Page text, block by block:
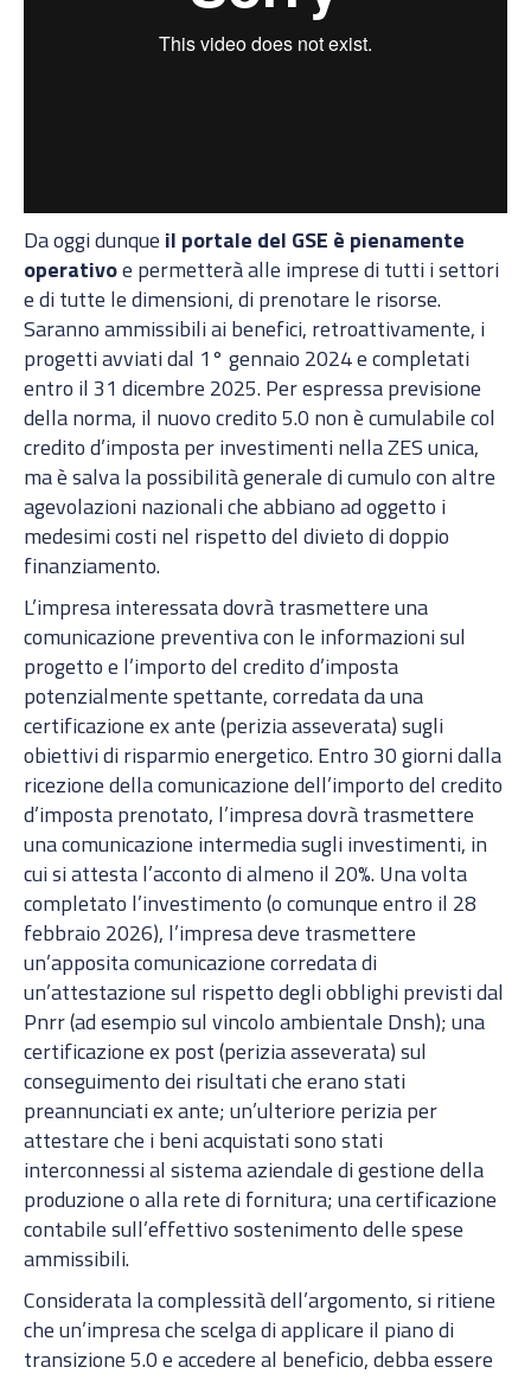
Da oggi dunque il portale del GSE è pienamente
operativoe permetterà alle imprese di tutti i settori
e di tutte le dimensioni, di prenotare le risorse.
Saranno ammissibili ai benefici, retroattivamente, i
progetti avviati dal 1° gennaio 2024 e completati
entro il 31 dicembre 2025. Per espressa previsione
della norma, il nuovo credito 5.0 non è cumulabile col
credito d’imposta per investimenti nella ZES unica,
ma è salva la possibilità generale di cumulo con altre
agevolazioni nazionali che abbiano ad oggetto i
medesimi costi nel rispetto del divieto di doppio
finanziamento.
L’impresa interessata dovrà trasmettere una
comunicazione preventiva con le informazioni sul
progetto e l’importo del credito d’imposta
potenzialmente spettante, corredata da una
certificazione ex ante (perizia asseverata) sugli
obiettivi di risparmio energetico. Entro 30 giorni dalla
ricezione della comunicazione dell’importo del credito
d’imposta prenotato, l’impresa dovrà trasmettere
una comunicazione intermedia sugli investimenti, in
cui si attesta l’acconto di almeno il 20%. Una volta
completato l’investimento (o comunque entro il 28
febbraio 2026), l’impresa deve trasmettere
un’apposita comunicazione corredata di
un’attestazione sul rispetto degli obblighi previsti dal
Pnrr (ad esempio sul vincolo ambientale Dnsh); una
certificazione ex post (perizia asseverata) sul
conseguimento dei risultati che erano stati
preannunciati ex ante; un’ulteriore perizia per
attestare che i beni acquistati sono stati
interconnessi al sistema aziendale di gestione della
produzione o alla rete di fornitura; una certificazione
contabile sull’effettivo sostenimento delle spese
ammissibili.
Considerata la complessità dell’argomento, si ritiene
che un’impresa che scelga di applicare il piano di
transizione 5.0 e accedere al beneficio, debba essere